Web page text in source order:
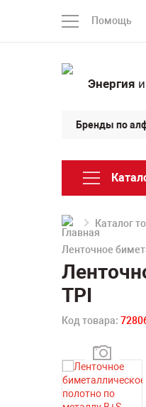
Помощь
Энергия
Бренды по
Каталог
Ленточное
TPI
Код товара: